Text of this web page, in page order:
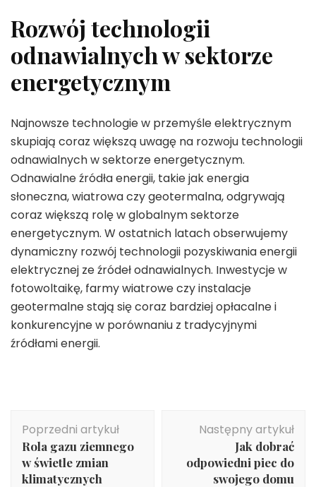
Rozwój technologii
odnawialnych w sektorze
energetycznym
Najnowsze technologie w przemyśle elektrycznym
skupiają coraz większą uwagę na rozwoju technologii
odnawialnych w sektorze energetycznym.
Odnawialne źródła energii, takie jak energia
słoneczna, wiatrowa czy geotermalna, odgrywają
coraz większą rolę w globalnym sektorze
energetycznym. W ostatnich latach obserwujemy
dynamiczny rozwój technologii pozyskiwania energii
elektrycznej ze źródeł odnawialnych. Inwestycje w
fotowoltaikę, farmy wiatrowe czy instalacje
geotermalne stają się coraz bardziej opłacalne i
konkurencyjne w porównaniu z tradycyjnymi
źródłami energii.
wpisu
Poprzedni artykuł
Rola gazu ziemnego
w świetle zmian
klimatycznych
Następny artykuł
Jak dobrać
odpowiedni piec do
swojego domu